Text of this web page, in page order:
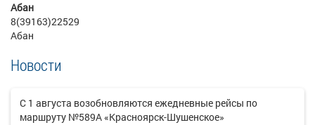
Абан
8(39163)22529
Абан
Новости
С 1 августа возобновляются ежедневные рейсы по
маршруту №589А «Красноярск-Шушенское»